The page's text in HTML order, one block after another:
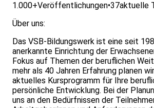
1.000+Veröffentlichungen•37aktuelle
Über uns:
Das VSB-Bildungswerk ist eine seit
anerkannte Einrichtung der
Fokus auf Themen der beruflichen
mehr als 40 Jahren Erfahrung planen
aktuelles Kursprogramm für Ihre
persönliche Entwicklung. Bei der
uns an den Bedürfnissen der